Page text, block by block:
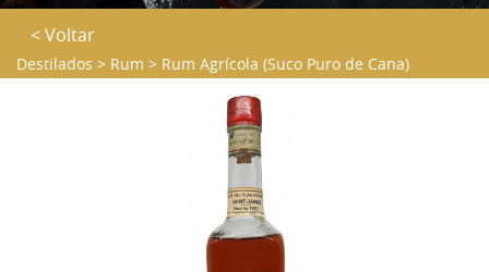
< Voltar
Destilados > Rum > Rum Agrícola (Suco Puro de Cana)